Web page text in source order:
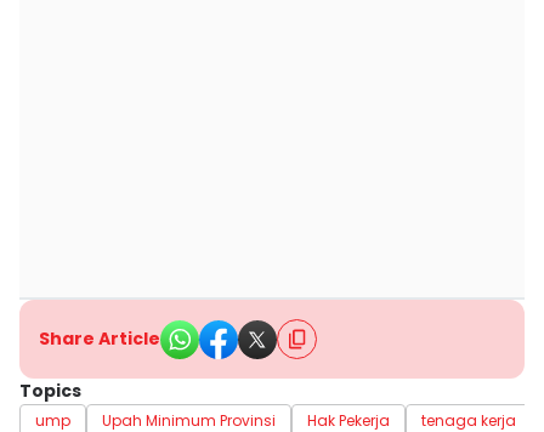
Share Article
Topics
ump Upah Minimum Provinsi Hak Pekerja
tenaga kerja